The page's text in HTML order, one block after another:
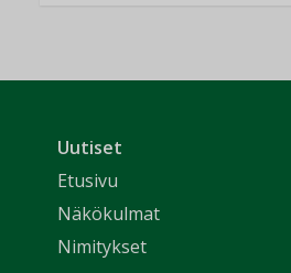
Uutiset
Etusivu
Näkökulmat
Nimitykset